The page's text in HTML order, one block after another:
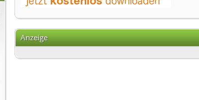
08.11.13Aufrichtung und energetisches Vitalfeld
24.09.13Kinderwunschbehandlung in Ulm
21.06.13SMOVEY - "kleine Ringe große Wirkung"
08.04.13Burnout-Therapie in Ulm
Anzeige